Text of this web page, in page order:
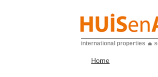
international properties
Home